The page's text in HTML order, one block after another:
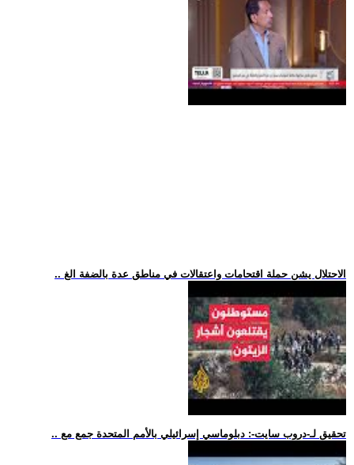
.. الاحتلال يشن حملة اقتحامات واعتقالات في مناطق عدة بالضفة الغ
.. تحقيق لـ-دروب سايت-: دبلوماسي إسرائيلي بالأمم المتحدة جمع مع